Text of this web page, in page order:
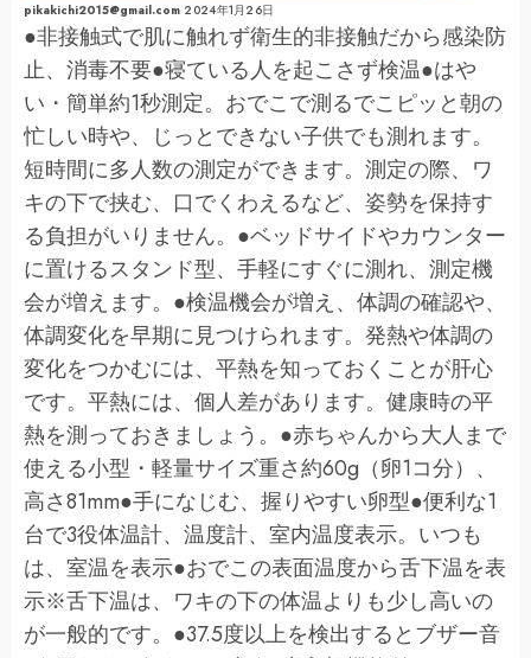
pikakichi2015@gmail.com 2024年1月26日
●非接触式で肌に触れず衛生的非接触だから感染防
止、消毒不要●寝ている人を起こさず検温●はや
い・簡単約1秒測定。おでこで測るでこピッと朝の
忙しい時や、じっとできない子供でも測れます。
短時間に多人数の測定ができます。測定の際、ワ
キの下で挟む、口でくわえるなど、姿勢を保持す
る負担がいりません。●ベッドサイドやカウンター
に置けるスタンド型、手軽にすぐに測れ、測定機
会が増えます。●検温機会が増え、体調の確認や、
体調変化を早期に見つけられます。発熱や体調の
変化をつかむには、平熱を知っておくことが肝心
です。平熱には、個人差があります。健康時の平
熱を測っておきましょう。●赤ちゃんから大人まで
使える小型・軽量サイズ重さ約60g（卵1コ分）、
高さ81mm●手になじむ、握りやすい卵型●便利な1
台で3役体温計、温度計、室内温度表示。いつも
は、室温を表示●おでこの表面温度から舌下温を表
示※舌下温は、ワキの下の体温よりも少し高いの
が一般的です。●37.5度以上を検出するとブザー音